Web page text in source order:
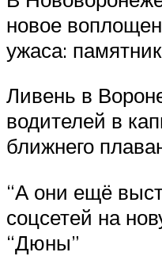
новое
ужаса:
Ливень в
водителей в
ближнего
“А они ещё
соцсетей на
“Дюны”